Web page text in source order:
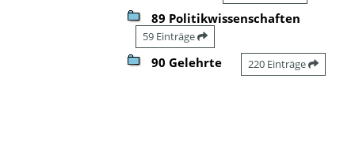
89 Politikwissenschaften
59 Einträge
90 Gelehrte 220 Einträge